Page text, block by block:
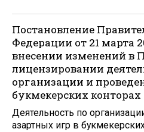
Постановление
Федерации от 21 марта
внесении изменений в
лицензировании
организации и
букмекерских конторах
Деятельность по
азартных игр в